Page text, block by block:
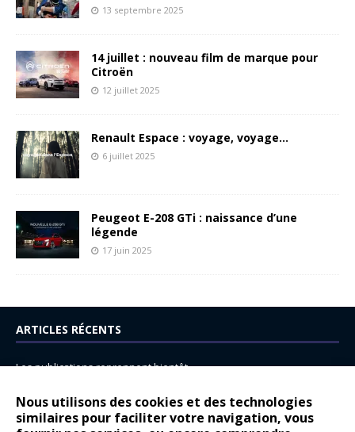
Nous utilisons des cookies et des technologies
similaires pour faciliter votre navigation, vous
13 septembre 2025
14 juillet : nouveau film de marque pour
Citroën
12 juillet 2025
Renault Espace : voyage, voyage…
6 juillet 2025
Peugeot E-208 GTi : naissance d’une
légende
17 juin 2025
ARTICLES RÉCENTS
Les publications reprennent bientôt…
14 juillet : nouveau film de marque pour Citroën